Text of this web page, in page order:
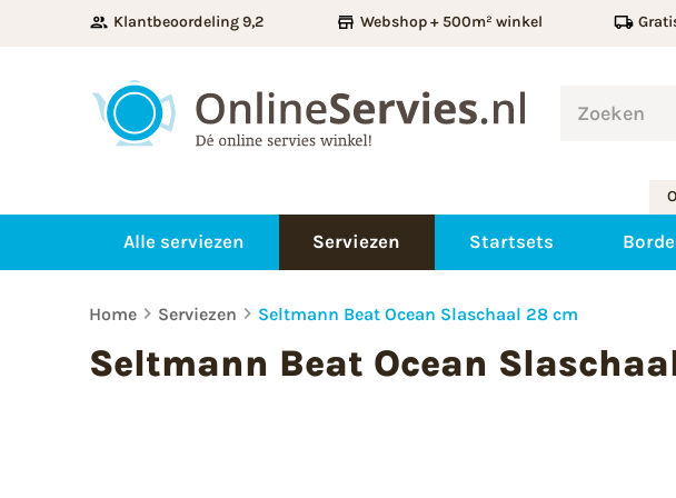
Klantbeoordeling 9,2 Webshop + 500m² winkel
Alle serviezen Serviezen Startsets
Home Serviezen Seltmann Beat Ocean Slaschaal 28 cm
Seltmann Beat Ocean